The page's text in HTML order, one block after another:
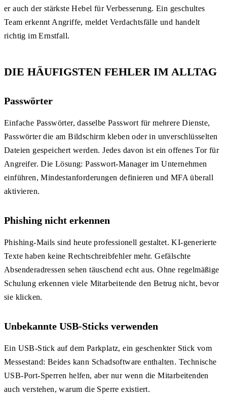
er auch der stärkste Hebel für Verbesserung. Ein geschultes
Team erkennt Angriffe, meldet Verdachtsfälle und handelt
richtig im Ernstfall.
DIE HÄUFIGSTEN FEHLER IM ALLTAG
Passwörter
Einfache Passwörter, dasselbe Passwort für mehrere Dienste,
Passwörter die am Bildschirm kleben oder in unverschlüsselten
Dateien gespeichert werden. Jedes davon ist ein offenes Tor für
Angreifer. Die Lösung: Passwort-Manager im Unternehmen
einführen, Mindestanforderungen definieren und MFA überall
aktivieren.
Phishing nicht erkennen
Phishing-Mails sind heute professionell gestaltet. KI-generierte
Texte haben keine Rechtschreibfehler mehr. Gefälschte
Absenderadressen sehen täuschend echt aus. Ohne regelmäßige
Schulung erkennen viele Mitarbeitende den Betrug nicht, bevor
sie klicken.
Unbekannte USB-Sticks verwenden
Ein USB-Stick auf dem Parkplatz, ein geschenkter Stick vom
Messestand: Beides kann Schadsoftware enthalten. Technische
USB-Port-Sperren helfen, aber nur wenn die Mitarbeitenden
auch verstehen, warum die Sperre existiert.